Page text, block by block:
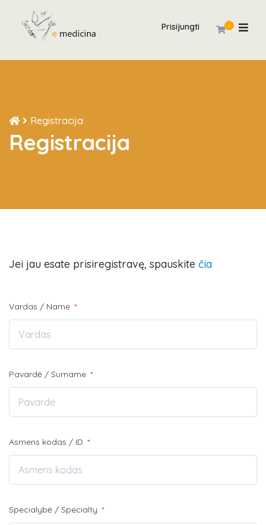
0
Prisijungti
Registracija
Registracija
Jei jau esate prisiregistravę, spauskite čia
Vardas / Name *
Pavardė / Surname *
Asmens kodas / ID *
Specialybė / Specialty *